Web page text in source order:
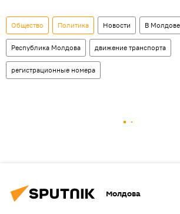
Общество Политика Новости В Молдове
Республика Молдова движение транспорта
регистрационные номера
Молдова